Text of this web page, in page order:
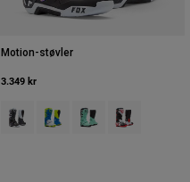
Motion-støvler
3.349 kr
Product swatch type of Sort/
Product swatch type of
Product swatch
Product